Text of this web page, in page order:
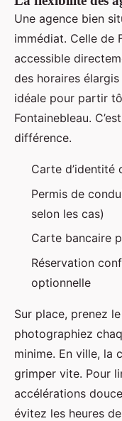
Une agence bien
immédiat. Celle de
accessible
des horaires
idéale pour partir
Fontainebleau.
différence.
Carte d’identité
Permis de
selon les cas)
Carte bancaire
Réservation
optionnelle
Sur place, prenez
photographiez
minime. En ville, la
grimper vite. Pour
accélérations
évitez les heures